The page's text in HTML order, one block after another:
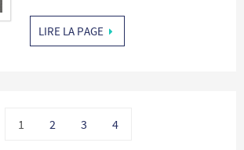
LIRE LA PAGE
1 2 3 4